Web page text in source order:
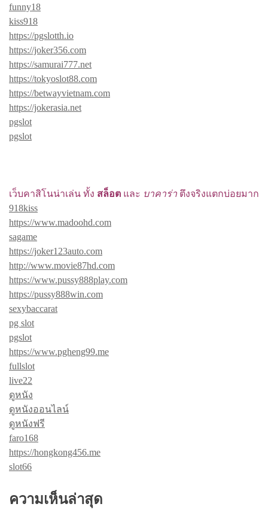
funny18
kiss918
https://pgslotth.io
https://joker356.com
https://samurai777.net
https://tokyoslot88.com
https://betwayvietnam.com
https://jokerasia.net
pgslot
pgslot
เว็บคาสิโนน่าเล่น ทั้ง สล็อต และ บาคาร่า ตึงจริงแตกบ่อยมาก
918kiss
https://www.madoohd.com
sagame
https://joker123auto.com
http://www.movie87hd.com
https://www.pussy888play.com
https://pussy888win.com
sexybaccarat
pg slot
pgslot
https://www.pgheng99.me
fullslot
live22
ดูหนัง
ดูหนังออนไลน์
ดูหนังฟรี
faro168
https://hongkong456.me
slot66
ความเห็นล่าสุด